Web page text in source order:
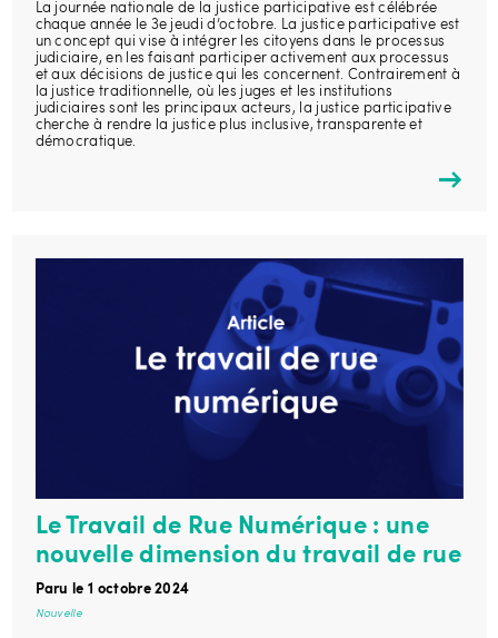
La journée nationale de la justice participative est célébrée
chaque année le 3e jeudi d’octobre. La justice participative est
un concept qui vise à intégrer les citoyens dans le processus
judiciaire, en les faisant participer activement aux processus
et aux décisions de justice qui les concernent. Contrairement à
la justice traditionnelle, où les juges et les institutions
judiciaires sont les principaux acteurs, la justice participative
cherche à rendre la justice plus inclusive, transparente et
démocratique.
Le Travail de Rue Numérique : une
nouvelle dimension du travail de rue
Paru le 1 octobre 2024
Nouvelle